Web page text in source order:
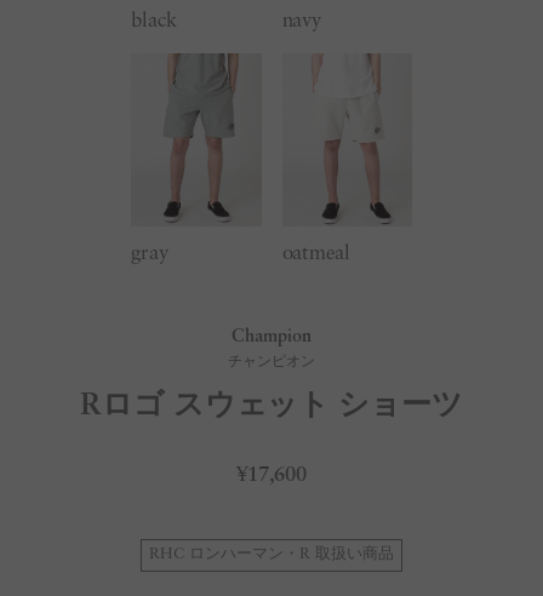
black navy
gray oatmeal
Champion
チャンピオン
Rロゴ スウェット ショーツ
¥17,600
RHC ロンハーマン・R 取扱い商品